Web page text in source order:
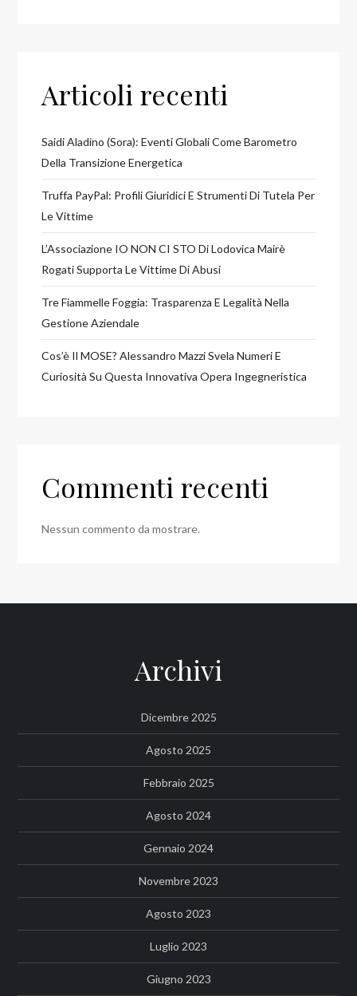
Articoli recenti
Saidi Aladino (Sora): Eventi Globali Come Barometro
Della Transizione Energetica
Truffa PayPal: Profili Giuridici E Strumenti Di Tutela Per
Le Vittime
L’Associazione IO NON CI STO Di Lodovica Mairè
Rogati Supporta Le Vittime Di Abusi
Tre Fiammelle Foggia: Trasparenza E Legalità Nella
Gestione Aziendale
Cos’è Il MOSE? Alessandro Mazzi Svela Numeri E
Curiosità Su Questa Innovativa Opera Ingegneristica
Commenti recenti
Nessun commento da mostrare.
Archivi
Dicembre 2025
Agosto 2025
Febbraio 2025
Agosto 2024
Gennaio 2024
Novembre 2023
Agosto 2023
Luglio 2023
Giugno 2023